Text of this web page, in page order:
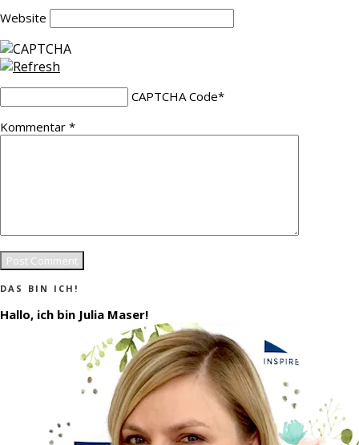
Website
CAPTCHA Code*
Kommentar *
DAS BIN ICH!
Hallo, ich bin Julia Maser!